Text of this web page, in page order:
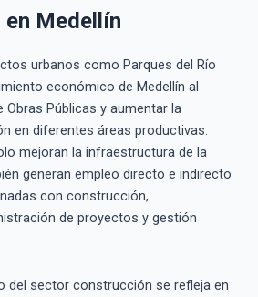
Medellín
urbanos como Parques del Río
económico de Medellín al
Públicas y aumentar la
en diferentes áreas productivas.
mejoran la infraestructura de la
generan empleo directo e indirecto
con construcción,
de proyectos y gestión
del sector construcción se refleja en